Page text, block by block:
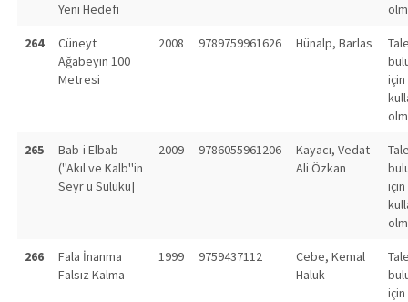
Yeni Hedefi
264
Cüneyt
Ağabeyin 100
Metresi
2008 9789759961626 Hünalp, Barlas
için
265
Bab-i Elbab
(''Akıl ve Kalb''in
Seyr ü Sülüku]
2009 9786055961206
Kayacı, Vedat
Ali Özkan
için
266
Fala İnanma
Falsız Kalma
1999 9759437112
Cebe, Kemal
Haluk
için